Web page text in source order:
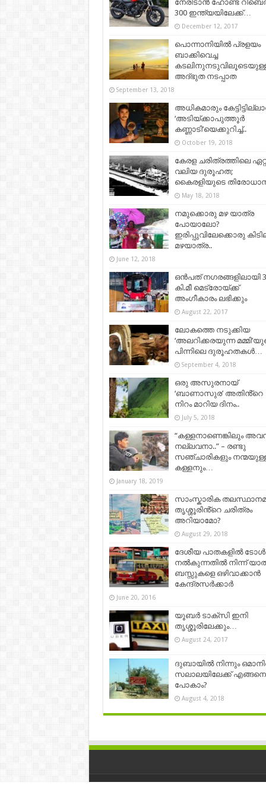
നേരിടാന്‍ ഹോണ്ട
300 ഇന്ത്യയിലേക്ക്…
December 12, 2017
പൊന്നാനിയിൽ പ്രളയം
ബാക്കിവെച്ച
അദ്‌ഭുത നടപ്പാത
September 13, 2018
അധികമാരും
‘അടിയ്‌ക്കാപുത്തൂർ
കണ്ണാടി’യെക്കുറിച്ച്..
October 19, 2018
കേരള ചരിത്രത്തിലെ
വലിയ ദുരൂഹത;
കൈരളിയുടെ
May 18, 2018
നമുക്കൊരു മഴ യാത്ര
പോയാലോ?
ഇരിപ്പുവിലേക്കൊരു
മഴയാത്ര..
June 12, 2018
ഒന്‍പത് നഗരങ്ങളിലായി
കി.മീ മെട്രോയ്ക്ക്
അംഗീകാരം ലഭിക്കും
August 22, 2017
ലോകത്തെ നടുക്കിയ
‘അലറിക്കരയുന്ന
പിന്നിലെ ദുരൂഹതകൾ…
September 4, 2018
ഒരു അസുരനായ്
‘ബാണാസുര’ അതിൻ്റെ
നിറം മാറിയ ദിനം..
July 5, 2018
“കള്ളനാണെങ്കിലും
നല്ലവനാ..” – രണ്ടു
സഞ്ചാരികളും
കള്ളനും…
January 18, 2019
സാംസ്കാരിക
തൃശ്ശൂരിൻ്റെ ചരിത്രം
അറിയാമോ?
August 29, 2018
ദേശീയ പാതകളില്‍ ടോള്‍
നല്‍കുന്നതില്‍ നിന്ന്
ബസ്സുകളെ ഒഴിവാക്കാന്‍
കേന്ദ്രസ‍ര്‍ക്കാര്‍
June 20, 2016
യൂബര്‍ ടാക്‌സി ഇനി
തൃശ്ശൂരിലേക്കും…
August 24, 2017
ദുബായിൽ നിന്നും
സലാലയിലേക്ക് എങ്ങനെ
പോകാം?
August 4, 2018